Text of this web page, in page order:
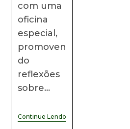
com uma
oficina
especial,
promoven
do
reflexões
sobre…
Continue Lendo